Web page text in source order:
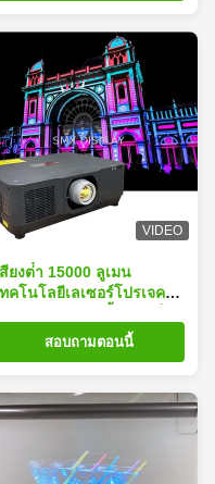
VIDEO
สียงต่ํา 15000 ลูเมน
ทคโนโลยีเลเซอร์โปรเจคเต
ห้องพิพิธภัณฑ์สอบถามตอนนี้